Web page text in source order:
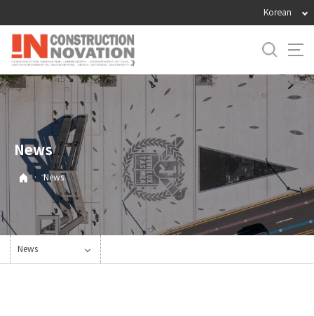
로
메
뉴
Korean
News
· News
News